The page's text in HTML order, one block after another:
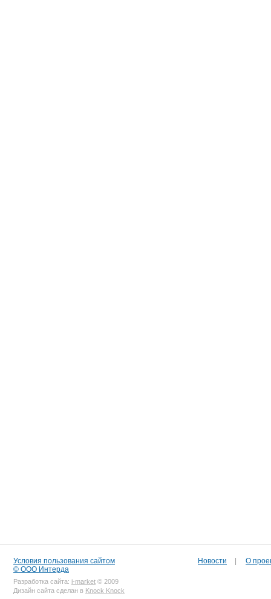
Условия пользования сайтом
© ООО Интерда
Разработка сайта: i-market © 2009
Дизайн сайта сделан в Knock Knock
Новости О